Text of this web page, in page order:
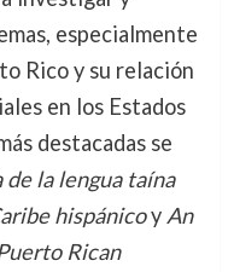
especialmente
Rico y su relación
en los Estados
destacadas se
de la lengua taína
hispánicoy An
Rican